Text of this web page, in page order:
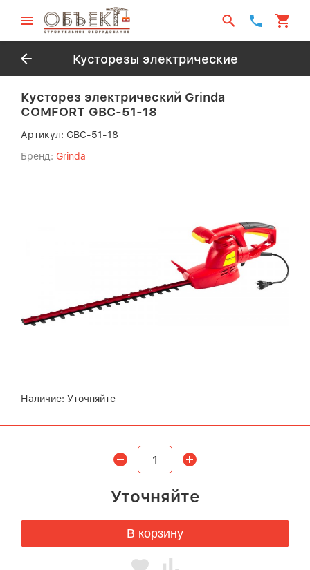
Кусторезы электрические
Кусторез электрический Grinda
СOMFORT GBC-51-18
Артикул: GBC-51-18
Бренд: Grinda
Наличие: Уточняйте
Уточняйте
В корзину